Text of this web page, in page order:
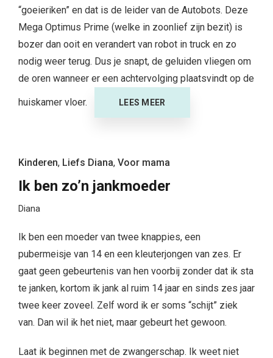
“goeieriken” en dat is de leider van de Autobots. Deze
Mega Optimus Prime (welke in zoonlief zijn bezit) is
bozer dan ooit en verandert van robot in truck en zo
nodig weer terug. Dus je snapt, de geluiden vliegen om
de oren wanneer er een achtervolging plaatsvindt op de
huiskamer vloer. LEES MEER
Kinderen, Liefs Diana, Voor mama
Ik ben zo’n jankmoeder
Diana
Ik ben een moeder van twee knappies, een
pubermeisje van 14 en een kleuterjongen van zes. Er
gaat geen gebeurtenis van hen voorbij zonder dat ik sta
te janken, kortom ik jank al ruim 14 jaar en sinds zes jaar
twee keer zoveel. Zelf word ik er soms “schijt” ziek
van. Dan wil ik het niet, maar gebeurt het gewoon.
Laat ik beginnen met de zwangerschap. Ik weet niet